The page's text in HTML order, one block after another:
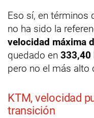
Eso sí, en términos
no ha sido la
velocidad máxima
quedado en 333,40
pero no el más alto
KTM, velocidad
transición